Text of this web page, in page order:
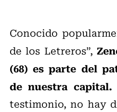
Conocido
de los Letreros”,
(68) es parte del
de nuestra capital.
testimonio, no hay